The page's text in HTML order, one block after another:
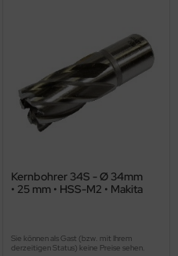
Kernbohrer 34S - Ø 34mm
• 25 mm • HSS-M2 • Makita
Sie können als Gast (bzw. mit Ihrem
derzeitigen Status) keine Preise sehen.